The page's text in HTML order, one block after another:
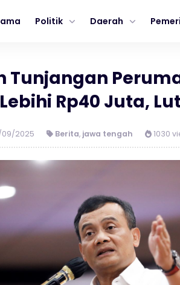
Politik Daerah
Tunjangan
Rp40 Juta,
2025 Berita, jawa tengah 1030